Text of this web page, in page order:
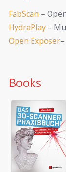
FabScan –
HydraPlay –
Open Exposer
Books